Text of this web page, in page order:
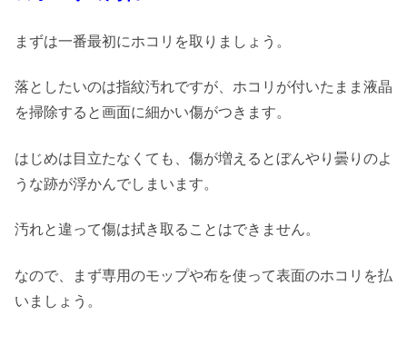
まずは一番最初にホコリを取りましょう。
落としたいのは指紋汚れですが、ホコリが付いたまま液晶
を掃除すると画面に細かい傷がつきます。
はじめは目立たなくても、傷が増えるとぼんやり曇りのよ
うな跡が浮かんでしまいます。
汚れと違って傷は拭き取ることはできません。
なので、まず専用のモップや布を使って表面のホコリを払
いましょう。